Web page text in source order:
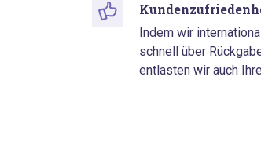
Indem wir
schnell über
entlasten wir auch